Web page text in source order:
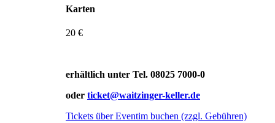
Karten
20 €
erhältlich unter Tel. 08025 7000-0
oder ticket@waitzinger-keller.de
Tickets über Eventim buchen (zzgl. Gebühren)